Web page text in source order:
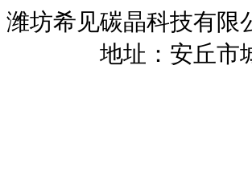
潍坊希见碳晶科技有
地址：安丘市